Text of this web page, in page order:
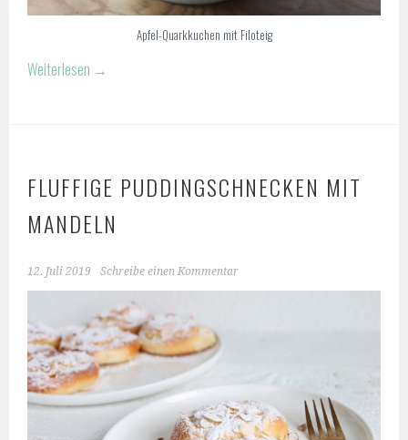
Apfel-Quarkkuchen mit Filoteig
Weiterlesen →
FLUFFIGE PUDDINGSCHNECKEN MIT
MANDELN
12. Juli 2019 Schreibe einen Kommentar